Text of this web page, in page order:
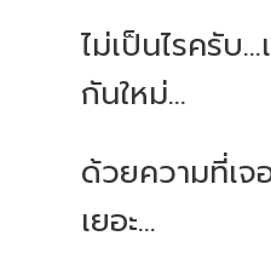
ไม่เป็นไรครับ
กันใหม่...
ด้วยความที่เจ
เยอะ...